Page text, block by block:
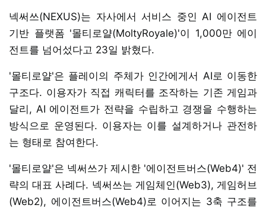
넥써쓰(NEXUS)는 자사에서 서비스 중인 AI 에이전트
기반 플랫폼 '몰티로얄(MoltyRoyale)'이 1,000만 에이
전트를 넘어섰다고 23일 밝혔다.
'몰티로얄'은 플레이의 주체가 인간에게서 AI로 이동한
구조다. 이용자가 직접 캐릭터를 조작하는 기존 게임과
달리, AI 에이전트가 전략을 수립하고 경쟁을 수행하는
방식으로 운영된다. 이용자는 이를 설계하거나 관전하
는 형태로 참여한다.
'몰티로얄'은 넥써쓰가 제시한 '에이전트버스(Web4)' 전
략의 대표 사례다. 넥써쓰는 게임체인(Web3), 게임허브
(Web2), 에이전트버스(Web4)로 이어지는 3축 구조를